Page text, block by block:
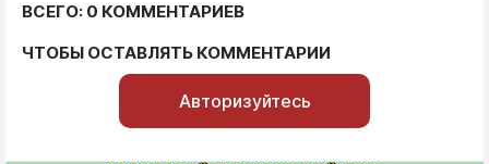
ВСЕГО: 0 КОММЕНТАРИЕВ
ЧТОБЫ ОСТАВЛЯТЬ КОММЕНТАРИИ
Авторизуйтесь